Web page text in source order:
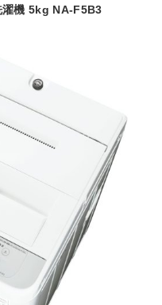
機 5kg NA-F5B3